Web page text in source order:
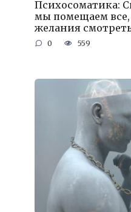
Психосоматика:
мы помещаем все,
желания
0 559